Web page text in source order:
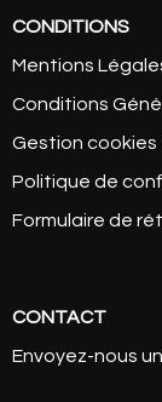
CONDITIONS
Mentions
Conditions
Gestion cookies
Politique de
Formulaire de
CONTACT
Envoyez-nous